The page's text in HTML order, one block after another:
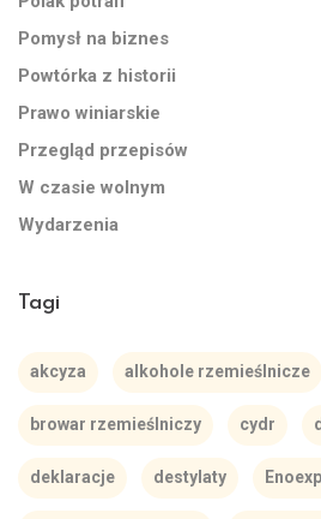
Pomysł na biznes
Powtórka z historii
Prawo winiarskie
Przegląd przepisów
W czasie wolnym
Wydarzenia
Tagi
akcyza alkohole rzemieślnicze
browar rzemieślniczy cydr
deklaracje destylaty